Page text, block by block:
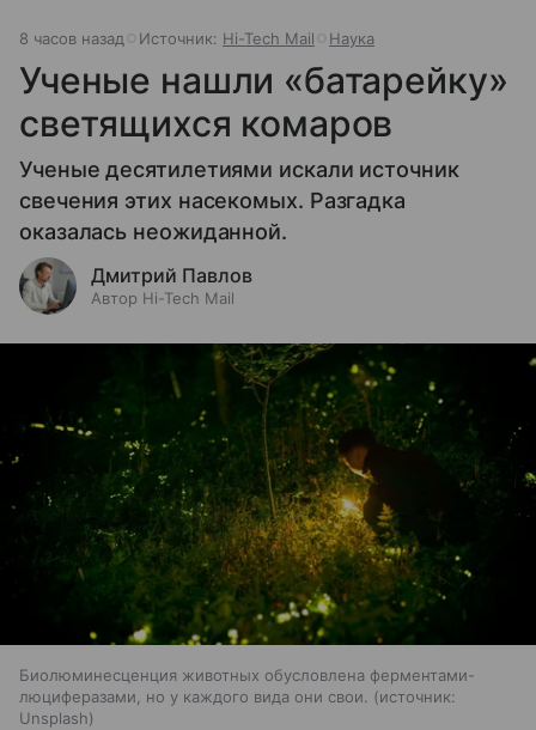
8 часов назад Источник: Hi-Tech Mail Наука
Ученые нашли «батарейку»
светящихся комаров
Ученые десятилетиями искали источник
свечения этих насекомых. Разгадка
оказалась неожиданной.
Дмитрий Павлов
Автор Hi-Tech Mail
Биолюминесценция животных обусловлена ферментами-
люциферазами, но у каждого вида они свои.
источник:
Unsplash